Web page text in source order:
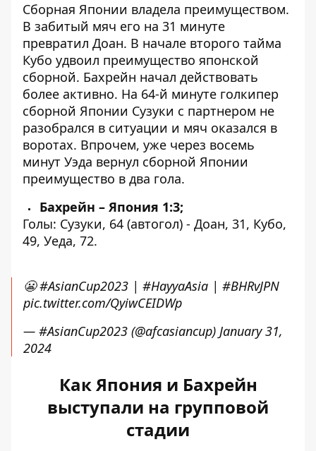
Сборная Японии владела преимуществом.
В забитый мяч его на 31 минуте
превратил Доан. В начале второго тайма
Кубо удвоил преимущество японской
сборной. Бахрейн начал действовать
более активно. На 64-й минуте голкипер
сборной Японии Сузуки с партнером не
разобрался в ситуации и мяч оказался в
воротах. Впрочем, уже через восемь
минут Уэда вернул сборной Японии
преимущество в два гола.
Бахрейн – Япония 1:3;
Голы: Сузуки, 64 (автогол) - Доан, 31, Кубо,
49, Уеда, 72.
😬#AsianCup2023 | #HayyaAsia | #BHRvJPN
pic.twitter.com/QyiwCEIDWp
— #AsianCup2023 (@afcasiancup) January 31,
2024
Как Япония и Бахрейн
выступали на групповой
стадии